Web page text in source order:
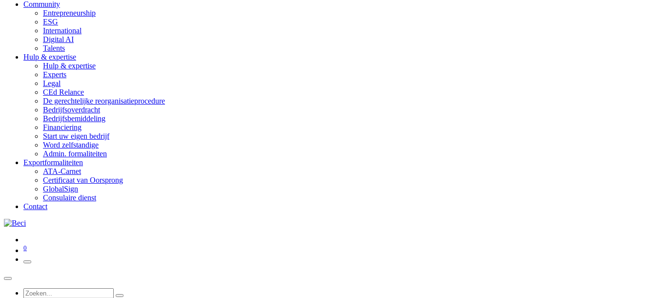
Community
Entrepreneurship
ESG
International
Digital AI
Talents
Hulp & expertise
Hulp & expertise
Experts
Legal
CEd Relance
De gerechtelijke reorganisatieprocedure
Bedrijfsoverdracht
Bedrijfsbemiddeling
Financiering
Start uw eigen bedrijf
Word zelfstandige
Admin. formaliteiten
Exportformaliteiten
ATA-Carnet
Certificaat van Oorsprong
GlobalSign
Consulaire dienst
Contact
0